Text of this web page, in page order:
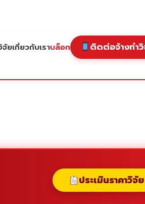
จัยเกี่ยวกับเราบล็อก ติดต่อจ้างทำ
ประเมินราคาวิจั